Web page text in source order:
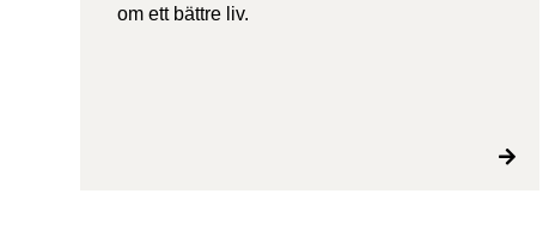
om ett bättre liv.